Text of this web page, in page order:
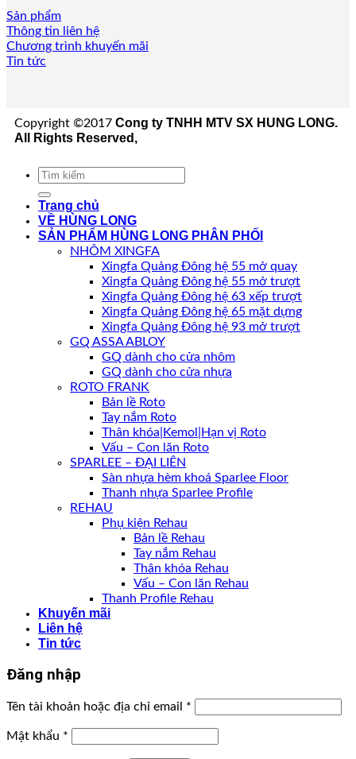
Sản phẩm
Thông tin liên hệ
Chương trình khuyến mãi
Tin tức
Copyright ©2017 Cong ty TNHH MTV SX HUNG LONG.
All Rights Reserved,
Tìm
Trang chủ
VỀ HÙNG LONG
SẢN PHẨM HÙNG LONG PHÂN PHỐI
NHÔM XINGFA
Xingfa Quảng Đông hệ 55 mở quay
Xingfa Quảng Đông hệ 55 mở trượt
Xingfa Quảng Đông hệ 63 xếp trượt
Xingfa Quảng Đông hệ 65 mặt dựng
Xingfa Quảng Đông hệ 93 mở trượt
GQ ASSA ABLOY
GQ dành cho cửa nhôm
GQ dành cho cửa nhựa
ROTO FRANK
Bản lề Roto
Tay nắm Roto
Thân khóa|Kemol|Hạn vị Roto
Vấu – Con lăn Roto
SPARLEE – ĐẠI LIÊN
Sàn nhựa hèm khoá Sparlee Floor
Thanh nhựa Sparlee Profile
REHAU
Phụ kiện Rehau
Bản lề Rehau
Tay nắm Rehau
Thân khóa Rehau
Vấu – Con lăn Rehau
Thanh Profile Rehau
Khuyến mãi
Liên hệ
Tin tức
Đăng nhập
Tên tài khoản hoặc địa chỉ email *
Mật khẩu *